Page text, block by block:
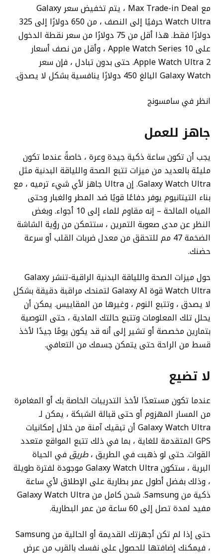
مع Max Trade-in Deal ، يتم تخفيض سعر Galaxy
Watch Ultra حرفيًا إلى النصف ، من 650 دولارًا إلى 325
دولارًا فقط. هذا أقل من 75 دولارًا من سعر نقطة الدخول
على Apple Watch Series 10 ، وأقل من نصف أسعار
Apple Watch Ultra 2. حتى بدون تبادل ، فإن سعر
Galaxy Watch البالغ 450 دولارًا ينافسية بشكل لا يصدق.
انظر في سامسونج
جاهز للعمل
يجب أن تكون ساعة ذكية جيدة وعرة ، خاصةً عندما تكون
مليئة بالعديد من ميزات تتبع الصحة واللياقة البدنية مثل
Galaxy Watch Ultra. إن Ultra جاهز لأي شيء ترميه ، مع
بناء التيتانيوم يوفر دفاعًا قويًا ضد المطر والغبار وحتى
المياه المالحة – إنه مقاوم للماء إلى 10 أجواء. وبغض
النظر عن مدى صعوبة التمرين ، ستتمكن من رؤية الشاشة
الضخمة 47 مم للتحقق من معدل ضربات القلب أو سرعة
حضنك.
حول ميزات الصحة واللياقة البدنية الراقية-تنشر Galaxy
Watch Ultra قوة Galaxy AI لتمنحك مراقبة دقيقة بشكل
لا يصدق ، وتتبع النوم ، وغيرها من المقاييس. يمكن أن
يحلل تلك المعلومات وتتبع حالتك المادية ، حتى التوصية
بتمارين مخصصة أو تشير إلى أنه قد يكون يومًا جيدًا لأخذ
قسط من الراحة حتى يتمكن جسمك من التعافي.
لا تضيع
عندما تكون مستعدًا لأخذ التدريبات الخاصة بك أو المغامرة
من المسار المهزوم أو حتى قبالة الشبكة ، يمكن لـ
Galaxy Watch Ultra أن تبقيك آمنة من خلال إمكانيات
GPS المتقدمة للغاية ، بما في ذلك تتبع المواقع متعدد
القوات. حتى لو ذهبت في الطريق ،طريق في الحياة
البرية ، ستكون Galaxy Watch Ultra موجودة لفترة طويلة
، وذلك بفضل أطول عمر بطارية على الإطلاق لأي ساعة
ذكية من Samsung. شحن كامل من Galaxy Watch Ultra
مفيد لمدة تصل إلى 60 ساعة من عمر البطارية.
حتى إذا لم تكن أجهزتك القديمة أو الحالية من Samsung
، فيمكنك إضافتها للحصول على نفسك بالقرب من عرض